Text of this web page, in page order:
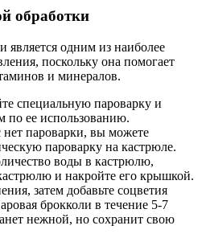
обработки
является одним из наиболее
поскольку она помогает
и минералов.
специальную пароварку и
по ее использованию.
пароварки, вы можете
пароварку на кастрюле.
воды в кастрюлю,
и накройте его крышкой.
затем добавьте соцветия
брокколи в течение 5-7
нежной, но сохранит свою